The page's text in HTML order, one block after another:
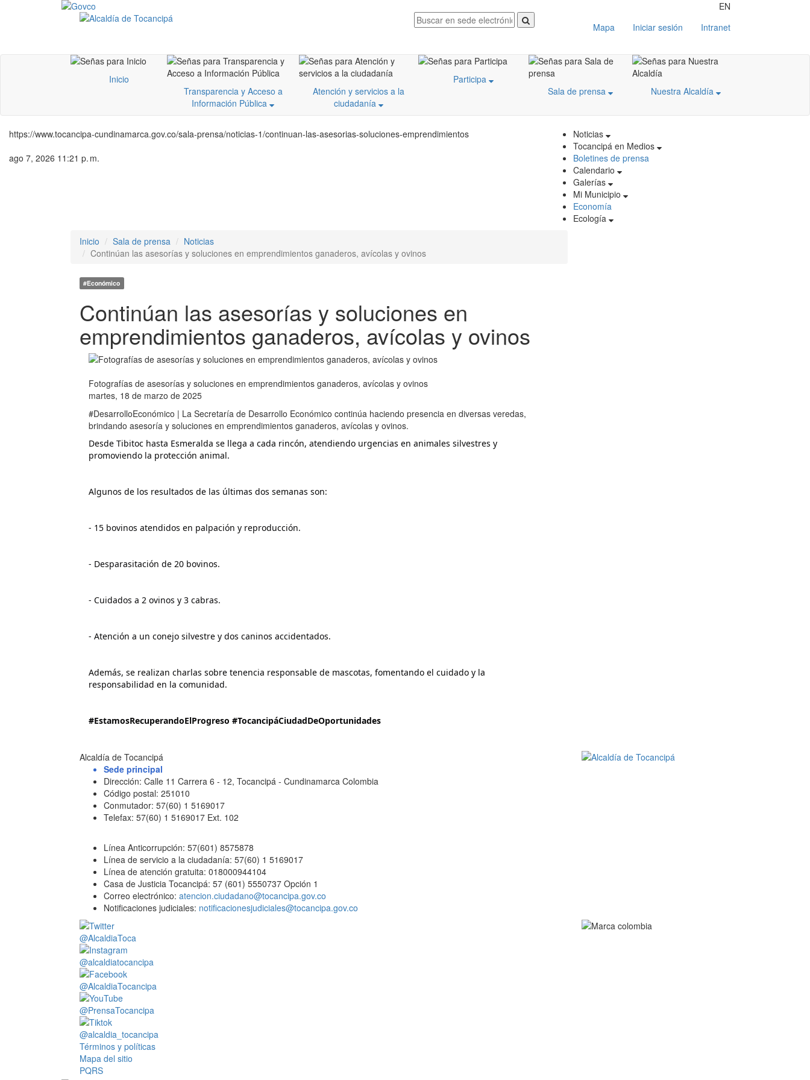
EN
Mapa
Iniciar sesión Intranet
Inicio
Transparencia y Acceso a
Información Pública
Atención y servicios a la
ciudadanía
Participa
Sala de prensa
Nuestra Alcaldía
https://www.tocancipa-cundinamarca.gov.co/sala-prensa/noticias-1/continuan-las-asesorias-soluciones-emprendimientos
ago 7, 2026 11:21 p. m.
Noticias
Tocancipá en Medios
Boletines de prensa
Calendario
Galerías
Mi Municipio
Economía
Ecología
Inicio
Sala de prensa
Noticias
Continúan las asesorías y soluciones en emprendimientos ganaderos, avícolas y ovinos
#Económico
Continúan las asesorías y soluciones en
emprendimientos ganaderos, avícolas y ovinos
Fotografías de asesorías y soluciones en emprendimientos ganaderos, avícolas y ovinos
martes, 18 de marzo de 2025
#DesarrolloEconómico | La Secretaría de Desarrollo Económico continúa haciendo presencia en diversas veredas,
brindando asesoría y soluciones en emprendimientos ganaderos, avícolas y ovinos.
Desde Tibitoc hasta Esmeralda se llega a cada rincón, atendiendo urgencias en animales silvestres y
promoviendo la protección animal.
Algunos de los resultados de las últimas dos semanas son:
- 15 bovinos atendidos en palpación y reproducción.
- Desparasitación de 20 bovinos.
- Cuidados a 2 ovinos y 3 cabras.
- Atención a un conejo silvestre y dos caninos accidentados.
Además, se realizan charlas sobre tenencia responsable de mascotas, fomentando el cuidado y la
responsabilidad en la comunidad.
#EstamosRecuperandoElProgreso #TocancipáCiudadDeOportunidades
Alcaldía de Tocancipá
Sede principal
Dirección: Calle 11 Carrera 6 - 12, Tocancipá - Cundinamarca Colombia
Código postal: 251010
Conmutador: 57(60) 1 5169017
Telefax: 57(60) 1 5169017 Ext. 102
Línea Anticorrupción: 57(601) 8575878
Línea de servicio a la ciudadanía: 57(60) 1 5169017
Línea de atención gratuita: 018000944104
Casa de Justicia Tocancipá: 57 (601) 5550737 Opción 1
Correo electrónico: atencion.ciudadano@tocancipa.gov.co
Notificaciones judiciales: notificacionesjudiciales@tocancipa.gov.co
@AlcaldiaToca
@alcaldiatocancipa
@AlcaldiaTocancipa
@PrensaTocancipa
@alcaldia_tocancipa
Términos y políticas
Mapa del sitio
PQRS